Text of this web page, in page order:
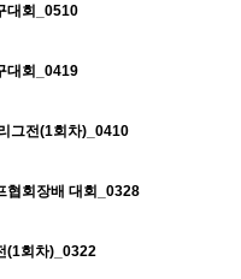
대회_0510
대회_0419
그전(1회차)_0410
협회장배 대회_0328
(1회차)_0322